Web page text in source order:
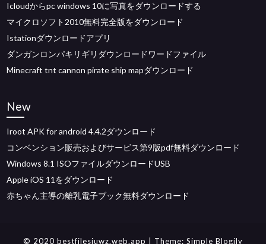
Icloudからpc windows 10に写真をダウンロードする
マイクロソフト2010無料完全版をダウンロード
Istationダウンロードアプリ
ダンガンロンパキリギリダウンロードワードファイル
Minecraft tnt cannon pirate ship mapダウンロード
New
Iroot APK for android 4.4.2ダウンロード
コンベンション販売およびサービス第9版pdf無料ダウンロード
Windows 8.1 ISOファイルダウンロードUSB
Apple iOS 11をダウンロード
赤ちゃん主導の離乳電子ブック無料ダウンロード
© 2020 bestfilesjuwz.web.app | Theme: Simple Blogily